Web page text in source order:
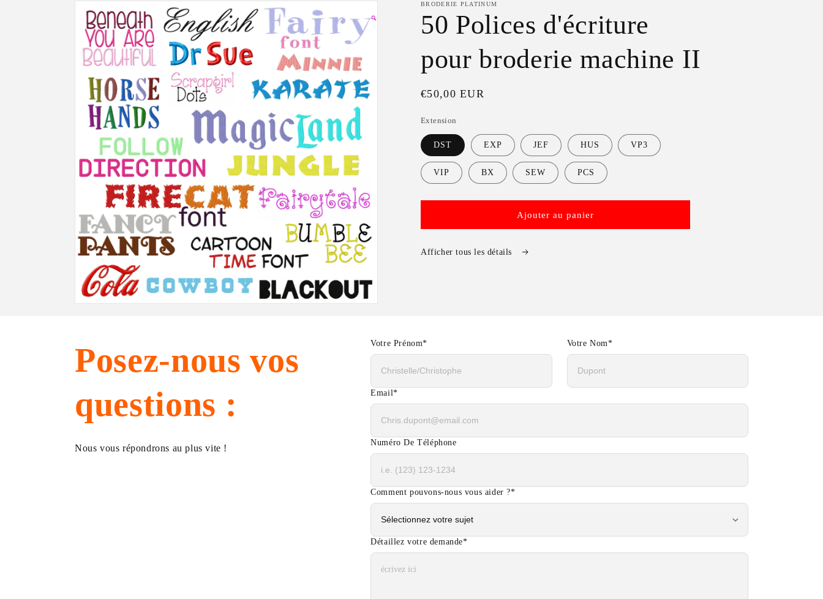
BRODERIE PLATINUM
50 Polices d'écriture
pour broderie machine II
Prix
€50,00 EUR
Extension
DST EXP JEF HUS VP3
VIP BX SEW PCS
Ajouter au panier
Afficher tous les détails
Posez-nous vos
questions :
Nous vous répondrons au plus vite !
Votre Prénom* Votre Nom*
Email*
Numéro De Téléphone
Comment pouvons-nous vous aider ?*
Détaillez votre demande*